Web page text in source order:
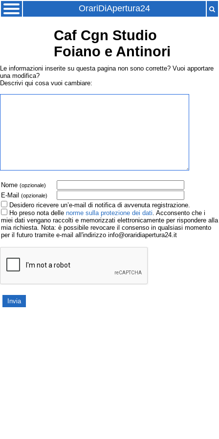
OrariDiApertura24
Caf Cgn Studio
Foiano e Antinori
Le informazioni inserite su questa pagina non sono corrette? Vuoi apportare
una modifica?
Descrivi qui cosa vuoi cambiare:
Nome (opzionale)
E-Mail (opzionale)
Desidero ricevere un’e-mail di notifica di avvenuta registrazione.
Ho preso nota delle norme sulla protezione dei dati. Acconsento che i
miei dati vengano raccolti e memorizzati elettronicamente per rispondere alla
mia richiesta. Nota: è possibile revocare il consenso in qualsiasi momento
per il futuro tramite e-mail all'indirizzo info@oraridiapertura24.it